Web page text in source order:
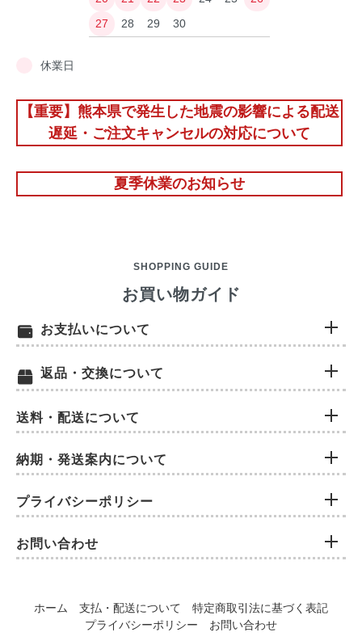
27
28 29 30
休業日
【重要】熊本県で発生した地震の影響による配送
遅延・ご注文キャンセルの対応について
夏季休業のお知らせ
SHOPPING GUIDE
お買い物ガイド
お支払いについて
返品・交換について
送料・配送について
納期・発送案内について
プライバシーポリシー
お問い合わせ
ホーム 支払・配送について
特定商取引法に基づく表記
プライバシーポリシー
お問い合わせ